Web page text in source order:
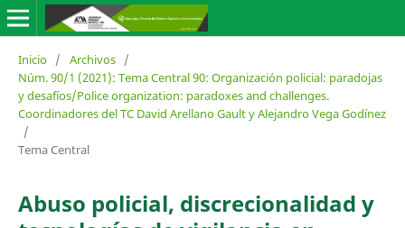
Inicio / Archivos /
Núm. 90/1 (2021): Tema Central 90: Organización policial: paradojas
y desafíos/Police organization: paradoxes and challenges.
Coordinadores del TC David Arellano Gault y Alejandro Vega Godínez
/
Tema Central
Abuso policial, discrecionalidad y